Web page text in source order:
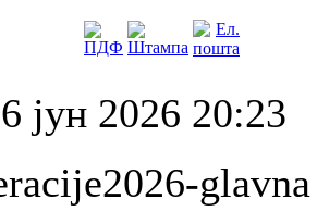
јун 2026 20:23